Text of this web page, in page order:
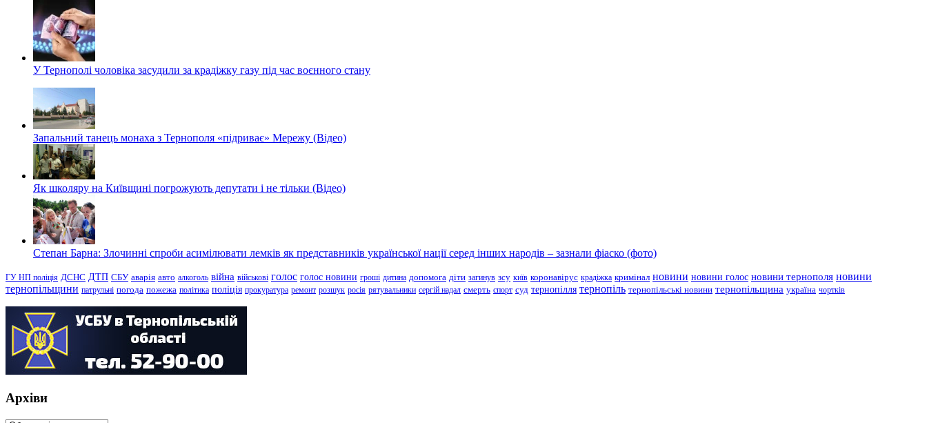
У Тернополі чоловіка засудили за крадіжку газу під час воєнного стану
Запальний танець монаха з Тернополя «підриває» Мережу (Відео)
Як школяру на Київщині погрожують депутати і не тільки (Відео)
Степан Барна: Злочинні спроби асимілювати лемків як представників української нації серед інших народів – зазнали фіаско (фото)
ГУ НП поліція ДСНС ДТП СБУ аварія авто алкоголь війна військові голос голос новини гроші дитина допомога діти загинув зсу київ коронавірус крадіжка кримінал новини новини голос новини тернополя новини
тернопільщини патрульні погода пожежа політика поліція прокуратура ремонт розшук росія рятувальники сергій надал смерть спорт суд тернопілля тернопіль тернопільські новини тернопільщина україна чортків
Архіви